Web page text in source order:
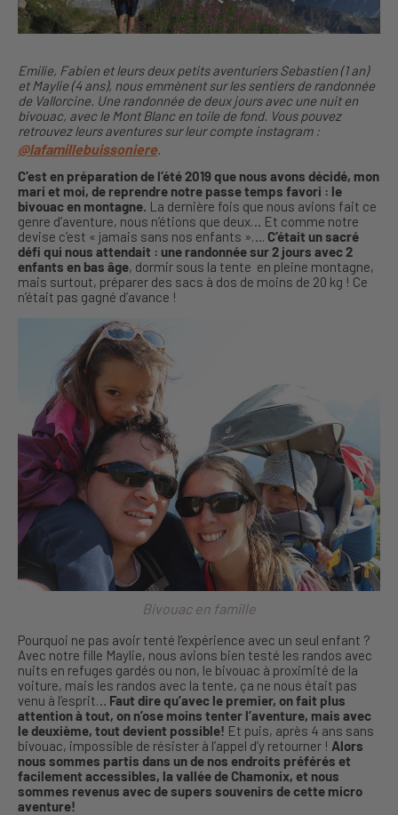
Emilie, Fabien et leurs deux petits aventuriers Sebastien (1 an)
et Maylie (4 ans), nous emmènent sur les sentiers de randonnée
de Vallorcine. Une randonnée de deux jours avec une nuit en
bivouac, avec le Mont Blanc en toile de fond. Vous pouvez
retrouvez leurs aventures sur leur compte instagram :
@lafamillebuissoniere.
C’est en préparation de l’été 2019 que nous avons décidé, mon
mari et moi, de reprendre notre passe temps favori : le
bivouac en montagne. La dernière fois que nous avions fait ce
genre d’aventure, nous n’étions que deux… Et comme notre
devise c’est « jamais sans nos enfants »…. C’était un sacré
défi qui nous attendait : une randonnée sur 2 jours avec 2
enfants en bas âge, dormir sous la tente en pleine montagne,
mais surtout, préparer des sacs à dos de moins de 20 kg ! Ce
n’était pas gagné d’avance !
Bivouac en famille
Pourquoi ne pas avoir tenté l’expérience avec un seul enfant ?
Avec notre fille Maylie, nous avions bien testé les randos avec
nuits en refuges gardés ou non, le bivouac à proximité de la
voiture, mais les randos avec la tente, ça ne nous était pas
venu à l’esprit… Faut dire qu’avec le premier, on fait plus
attention à tout, on n’ose moins tenter l’aventure, mais avec
le deuxième, tout devient possible! Et puis, après 4 ans sans
bivouac, impossible de résister à l’appel d’y retourner ! Alors
nous sommes partis dans un de nos endroits préférés et
facilement accessibles, la vallée de Chamonix, et nous
sommes revenus avec de supers souvenirs de cette micro
aventure!